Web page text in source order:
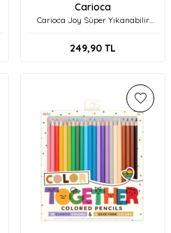
Carioca
Carioca Joy Süper Yıkanabilir
249,90 TL